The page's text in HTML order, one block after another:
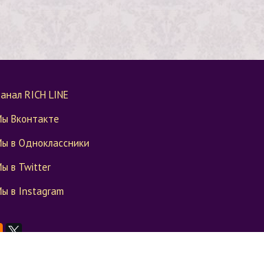
RICH LINE
Вконтакте
в Одноклассники
в Twitter
в Instagram